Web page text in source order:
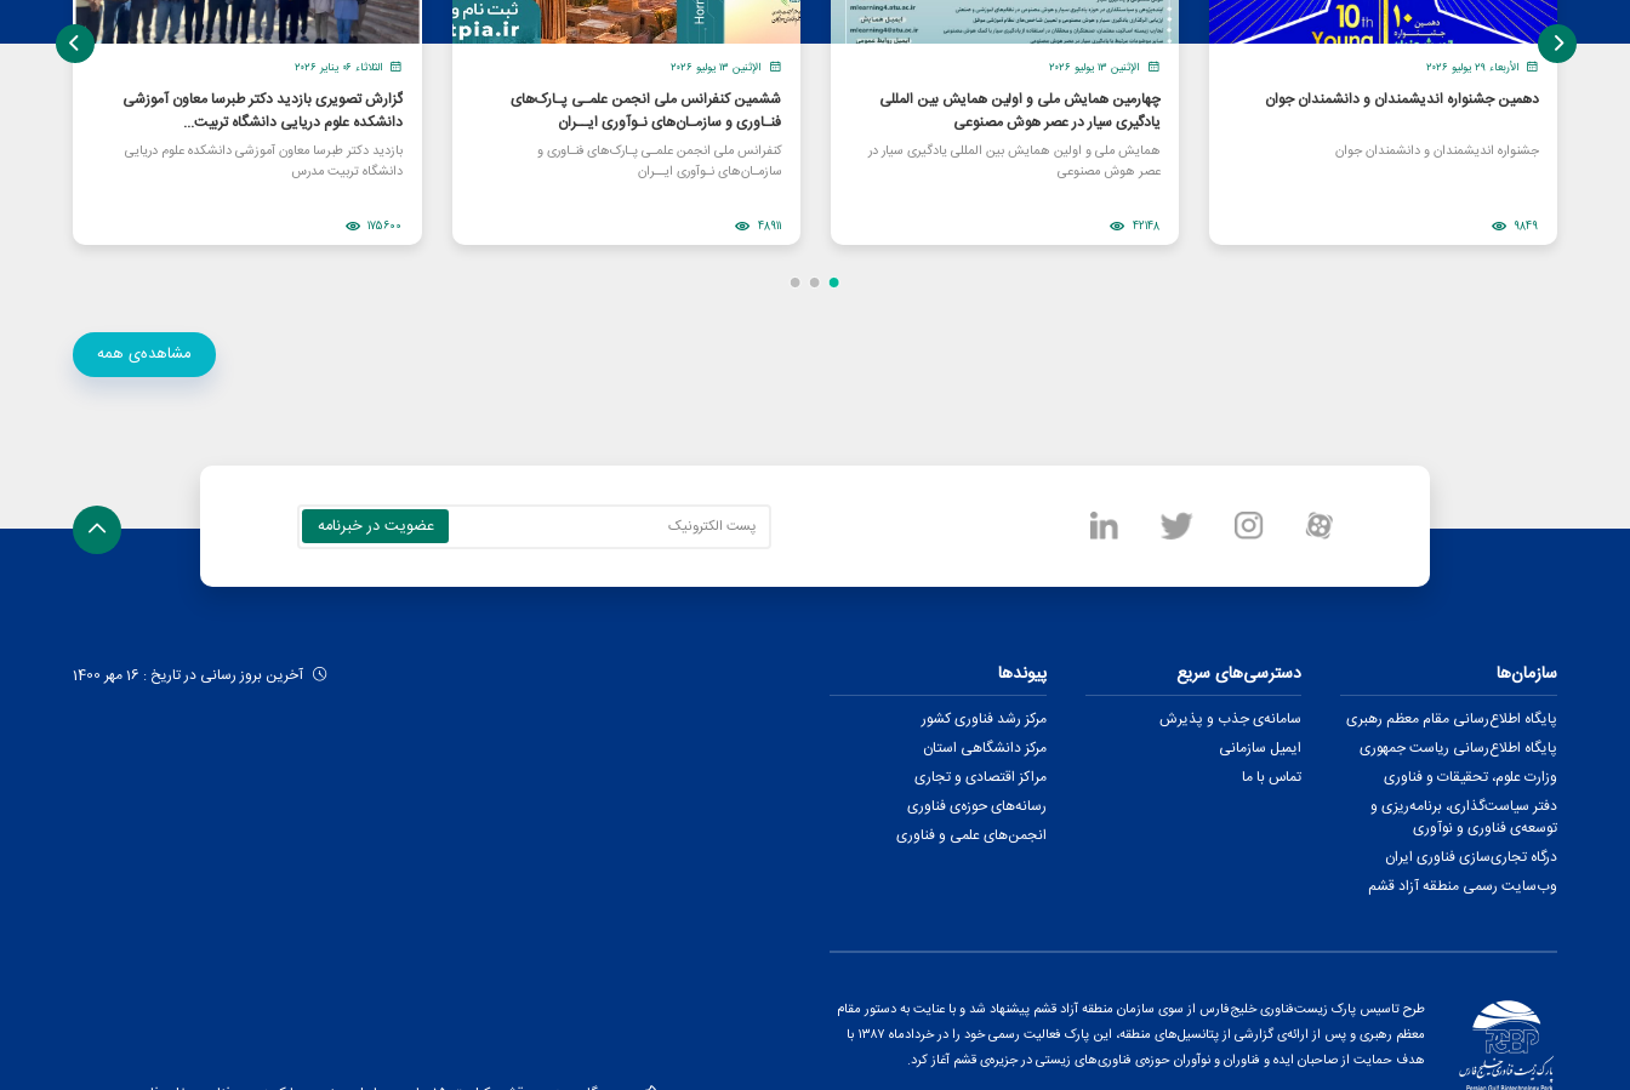
الأربعاء ٢٩ يوليو ٢٠٢٦
دهمین جشنواره اندیشمندان و دانشمندان جوان
جشنواره اندیشمندان و دانشمندان جوان
9849
الإثنين ١٣ يوليو ٢٠٢٦
چهارمین همایش ملی و اولین همایش بین المللی
یادگیری سیار در عصر هوش مصنوعی
همایش ملی و اولین همایش بین المللی یادگیری سیار در
عصر هوش مصنوعی
42148
الإثنين ١٣ يوليو ٢٠٢٦
ششمین کنفرانس ملی انجمن علمـی پـارک‌های
فنـاوری و سازمـان‌های نـوآوری ایــران
کنفرانس ملی انجمن علمـی پـارک‌های فنـاوری و
سازمـان‌های نـوآوری ایــران
48911
الثلاثاء ٠٦ يناير ٢٠٢٦
گزارش تصویری بازدید دکتر طبرسا معاون آموزشی
دانشکده علوم دریایی دانشگاه تربیت...
بازدید دکتر طبرسا معاون آموزشی دانشکده علوم دریایی
دانشگاه تربیت مدرس
175600
مشاهده‌ی همه
سازمان‌ها
پایگاه اطلاع‌رسانی مقام معظم رهبری
پایگاه اطلاع‌رسانی ریاست جمهوری
وزارت علوم، تحقیقات و فناوری
دفتر سیاست‌گذاری، برنامه‌ریزی و
توسعه‌ی فناوری و نوآوری
درگاه تجاری‌سازی فناوری ایران
وب‌سایت رسمی منطقه آزاد قشم
دسترسی‌های سریع
سامانه‌ی جذب و پذیرش
ایمیل سازمانی
تماس با ما
پیوندها
مرکز رشد فناوری کشور
مرکز دانشگاهی استان
مراکز اقتصادی و تجاری
رسانه‌های حوزه‌ی فناوری
انجمن‌های علمی و فناوری
طرح تاسیس پارک زیست‌فناوری خلیج‌فارس از سوی سازمان منطقه آزاد قشم پیشنهاد شد و با عنایت به دستور مقام
معظم رهبری و پس از ارائه‌ی گزارشی از پتانسیل‌های منطقه، این پارک فعالیت رسمی خود را در خردادماه ۱۳۸۷ با
هدف حمایت از صاحبان ایده و فناوران و نوآوران حوزه‌ی فناوری‌های زیستی در جزیره‌ی قشم آغاز کرد.
آخرین بروز رسانی در تاریخ : 16 مهر 1400